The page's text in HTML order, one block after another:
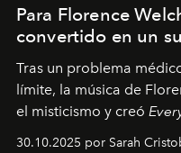
Para Florence
convertido en un
Tras un problema
límite, la música de
el misticismo y creó
álbumes más profundos
30.10.2025 por Sarah